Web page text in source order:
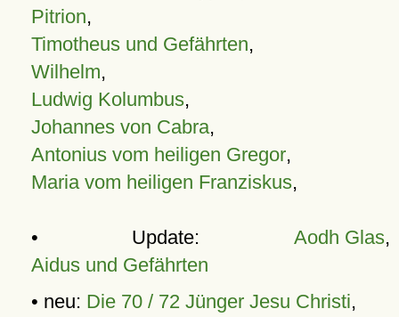
Pitrion,
Timotheus und Gefährten,
Wilhelm,
Ludwig Kolumbus,
Johannes von Cabra,
Antonius vom heiligen Gregor,
Maria vom heiligen Franziskus,
• Update: Aodh Glas,
Aidus und Gefährten
• neu: Die 70 / 72 Jünger Jesu Christi,